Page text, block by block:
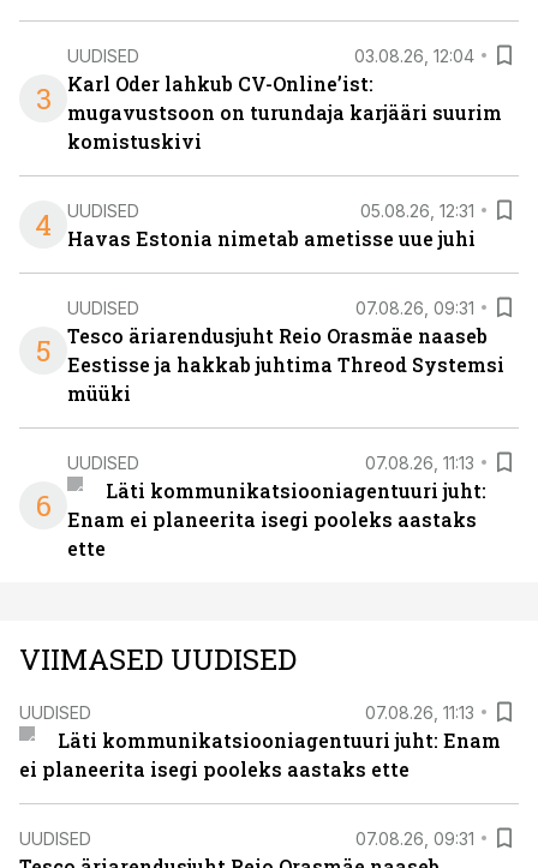
3
UUDISED 03.08.26, 12:04
Karl Oder lahkub CV-Online’ist:
mugavustsoon on turundaja karjääri suurim
komistuskivi
4 UUDISED 05.08.26, 12:31
Havas Estonia nimetab ametisse uue juhi
5
UUDISED 07.08.26, 09:31
Tesco äriarendusjuht Reio Orasmäe naaseb
Eestisse ja hakkab juhtima Threod Systemsi
müüki
6
UUDISED 07.08.26, 11:13
Läti kommunikatsiooniagentuuri juht:
Enam ei planeerita isegi pooleks aastaks
ette
VIIMASED UUDISED
UUDISED 07.08.26, 11:13
Läti kommunikatsiooniagentuuri juht: Enam
ei planeerita isegi pooleks aastaks ette
UUDISED 07.08.26, 09:31